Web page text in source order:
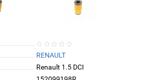
RENAULT
Renault 1.5 DCI